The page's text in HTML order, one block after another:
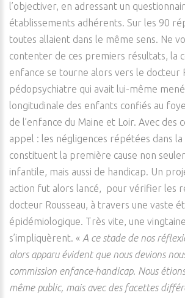
l’objectiver, en adressant un
établissements adhérents. Sur les 90
toutes allaient dans le même sens. Ne
contenter de ces premiers résultats, la
enfance se tourne alors vers le docteur
pédopsychiatre qui avait lui-même
longitudinale des enfants confiés au
de l’enfance du Maine et Loir. Avec des
appel : les négligences répétées dans
constituent la première cause non
infantile, mais aussi de handicap. Un
action fut alors lancé, pour vérifier les
docteur Rousseau, à travers une vaste
épidémiologique. Très vite, une
s’impliquèrent. « A ce stade de nos
alors apparu évident que nous devions
commission enfance-handicap. Nous
même public, mais avec des facettes